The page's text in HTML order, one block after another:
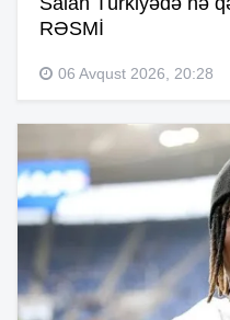
RƏSMİ
06 Avqust 2026, 20:28